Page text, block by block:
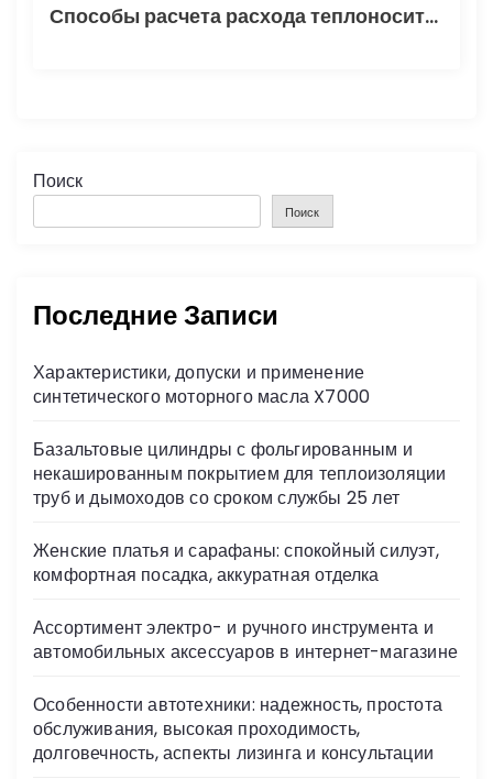
Способы расчета расхода теплоносителя для системы отопления
Поиск
Поиск
Последние Записи
Характеристики, допуски и применение
синтетического моторного масла X7000
Базальтовые цилиндры с фольгированным и
некашированным покрытием для теплоизоляции
труб и дымоходов со сроком службы 25 лет
Женские платья и сарафаны: спокойный силуэт,
комфортная посадка, аккуратная отделка
Ассортимент электро- и ручного инструмента и
автомобильных аксессуаров в интернет-магазине
Особенности автотехники: надежность, простота
обслуживания, высокая проходимость,
долговечность, аспекты лизинга и консультации